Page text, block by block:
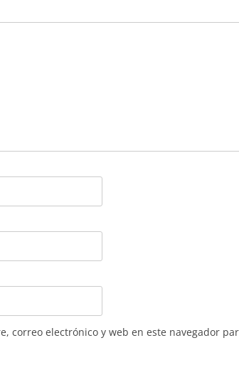
correo electrónico y web en este navegador